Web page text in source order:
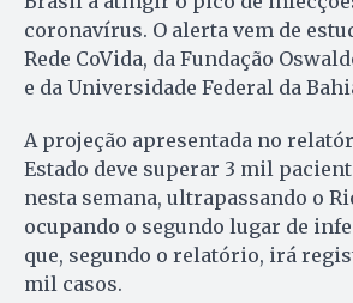
coronavírus. O alerta vem de
Rede CoVida, da Fundação
e da Universidade Federal da
A projeção apresentada no
Estado deve superar 3 mil
nesta semana, ultrapassando o
ocupando o segundo lugar de
que, segundo o relatório, irá
mil casos.